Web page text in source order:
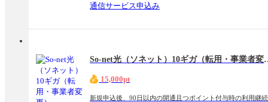
通信サービス申込み
So-net光（ソ
15,000pt
新規申込後、90日以内の開通且つポイント付与時の利用継続